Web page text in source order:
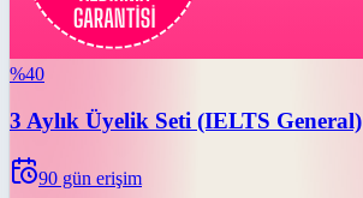
%40
3 Aylık Üyelik Seti (IELTS General)
90 gün erişim